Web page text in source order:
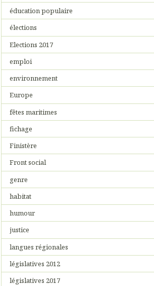
éducation populaire
élections
Elections 2017
emploi
environnement
Europe
fêtes maritimes
fichage
Finistère
Front social
genre
habitat
humour
justice
langues régionales
législatives 2012
législatives 2017